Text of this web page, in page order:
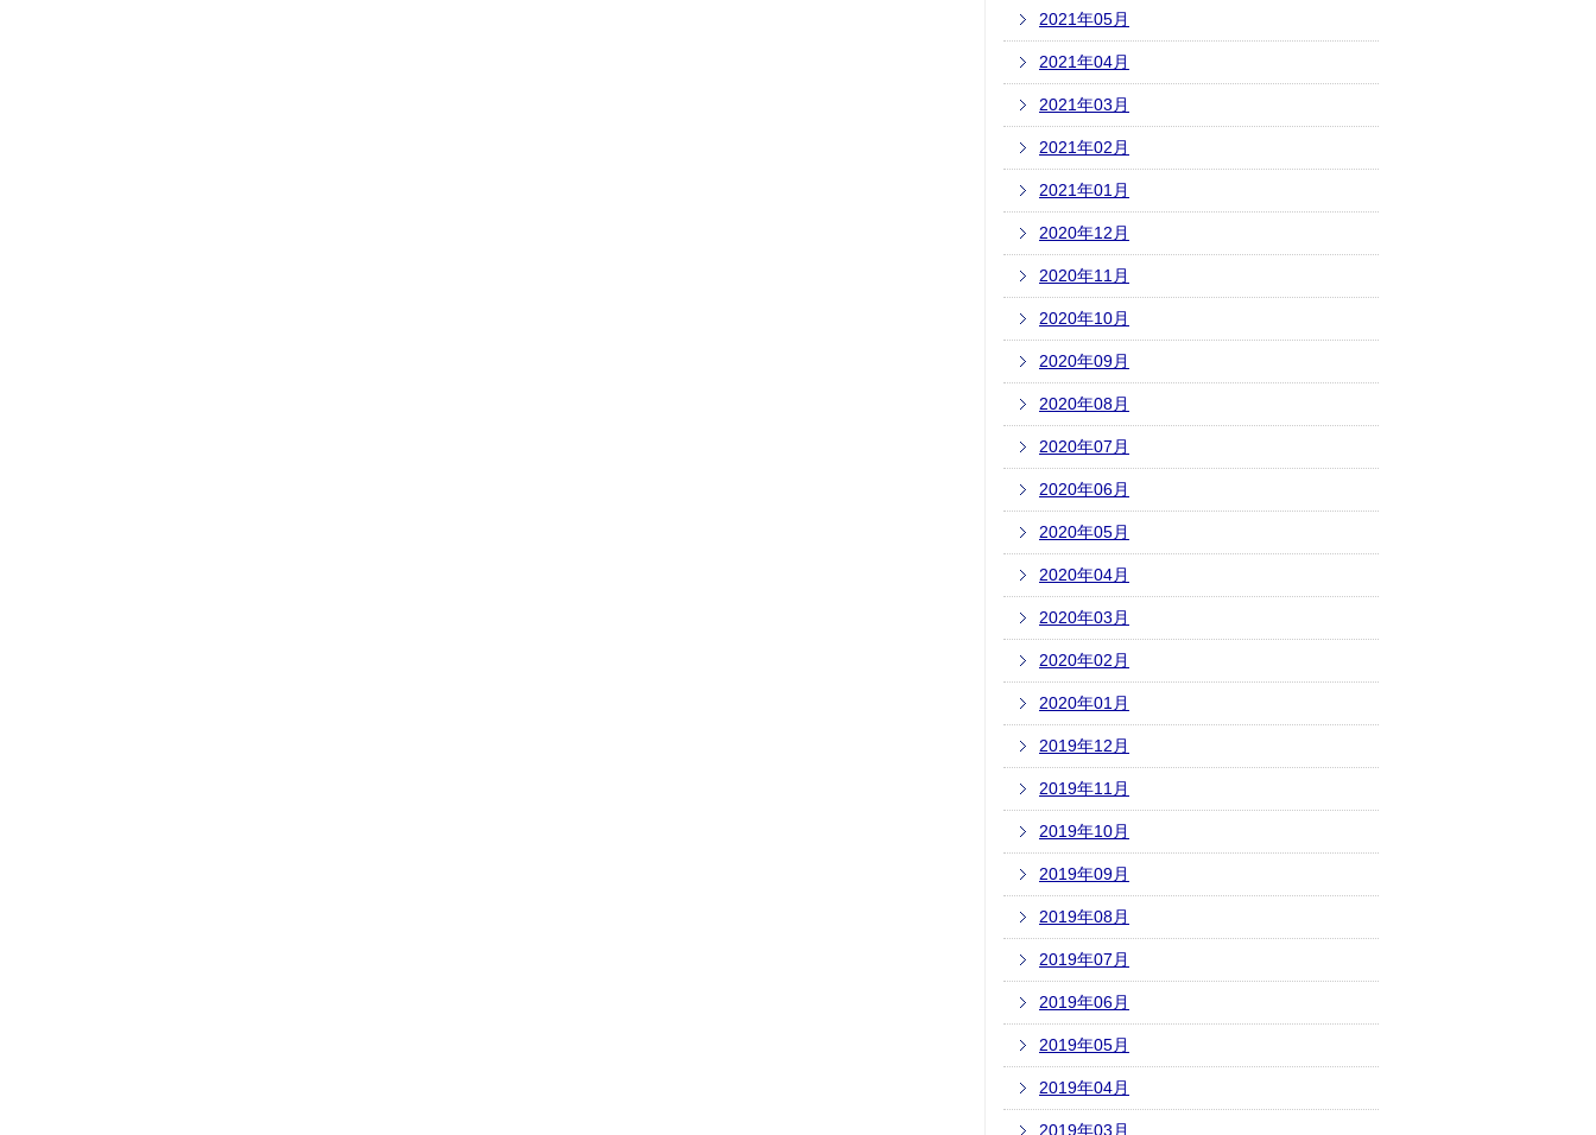
2021年05月
2021年04月
2021年03月
2021年02月
2021年01月
2020年12月
2020年11月
2020年10月
2020年09月
2020年08月
2020年07月
2020年06月
2020年05月
2020年04月
2020年03月
2020年02月
2020年01月
2019年12月
2019年11月
2019年10月
2019年09月
2019年08月
2019年07月
2019年06月
2019年05月
2019年04月
2019年03月